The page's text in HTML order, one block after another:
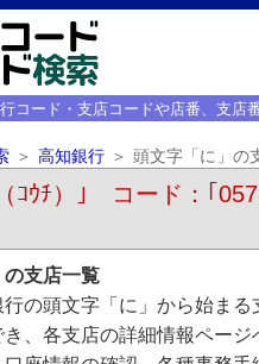
コード・支店コードや店番、支店
高知銀行 頭文字「に」の
ｺｳﾁ）｣ コード：｢
支店一覧
の頭文字「に」から始ま
、各支店の詳細情報ページ